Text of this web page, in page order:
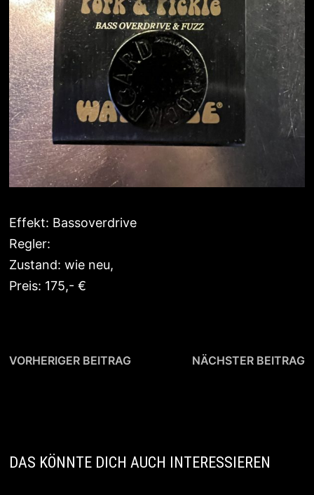
Effekt: Bassoverdrive
Regler:
Zustand: wie neu,
Preis: 175,- €
Beitragsnavigation
VORHERIGER BEITRAGVorheriger NÄCHSTER BEITRAG
DAS KÖNNTE DICH AUCH INTERESSIEREN